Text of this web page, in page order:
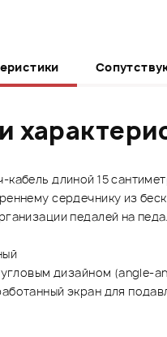
кабель длиной 15
сердечнику из
педалей на
дизайном (angle-
экран для